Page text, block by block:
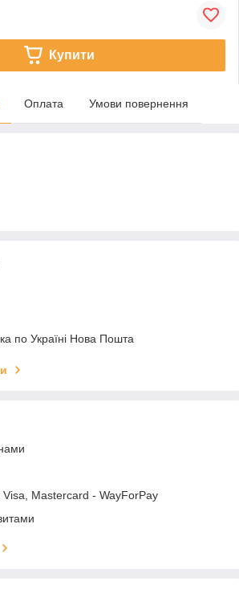
Купити
Оплата Умови повернення
по Україні Нова Пошта
Mastercard - WayForPay